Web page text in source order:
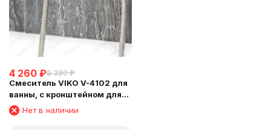
4 260 ₽9 380 ₽
Смеситель VIKO V-4102 для
ванны, с кронштейном для
душевой лейки, Хром
Нет в наличии